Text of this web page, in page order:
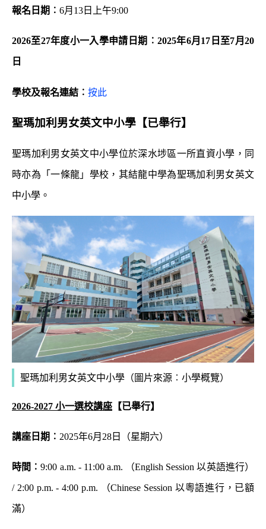
報名日期︰ 6月13日上午9:00
2026至27年度小一入學申請日期︰2025年6月17日至7月20
日
學校及報名連結︰ 按此
聖瑪加利男女英文中小學 【已舉行】
聖瑪加利男女英文中小學位於深水埗區一所直資小學，同
時亦為「一條龍」學校，其結龍中學為聖瑪加利男女英文
中小學。
聖瑪加利男女英文中小學（圖片來源︰小學概覽）
2026-2027 小一選校講座 【已舉行】
講座日期︰ 2025年6月28日（星期六）
時間︰9:00 a.m. - 11:00 a.m. （English Session 以英語進行）
/ 2:00 p.m. - 4:00 p.m. （Chinese Session 以粵語進行，已額
滿）